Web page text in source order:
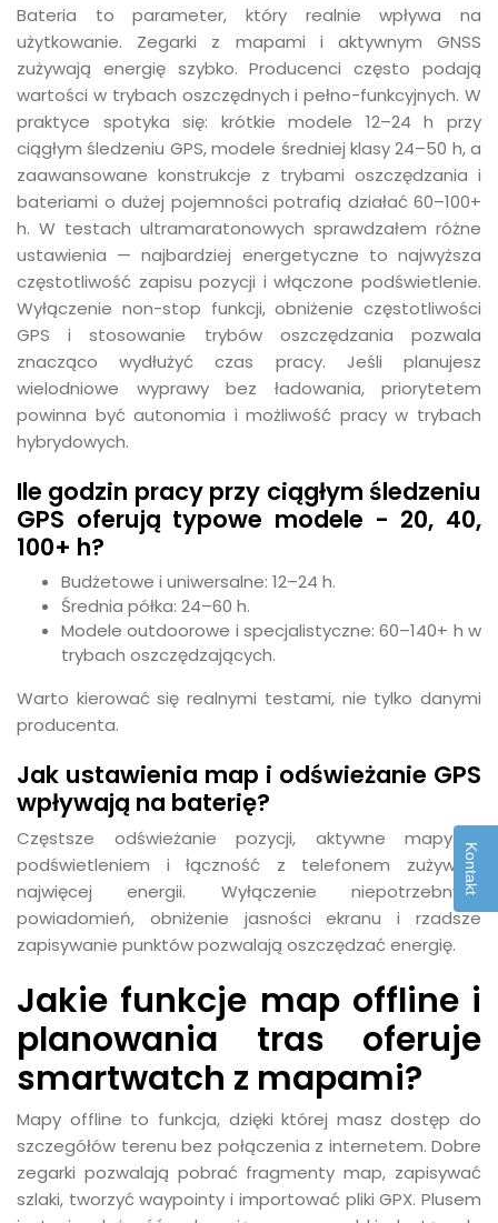
Bateria to parameter, który realnie wpływa na
użytkowanie. Zegarki z mapami i aktywnym GNSS
zużywają energię szybko. Producenci często podają
wartości w trybach oszczędnych i pełno-funkcyjnych. W
praktyce spotyka się: krótkie modele 12–24 h przy
ciągłym śledzeniu GPS, modele średniej klasy 24–50 h, a
zaawansowane konstrukcje z trybami oszczędzania i
bateriami o dużej pojemności potrafią działać 60–100+
h. W testach ultramaratonowych sprawdzałem różne
ustawienia — najbardziej energetyczne to najwyższa
częstotliwość zapisu pozycji i włączone podświetlenie.
Wyłączenie non-stop funkcji, obniżenie częstotliwości
GPS i stosowanie trybów oszczędzania pozwala
znacząco wydłużyć czas pracy. Jeśli planujesz
wielodniowe wyprawy bez ładowania, priorytetem
powinna być autonomia i możliwość pracy w trybach
hybrydowych.
Ile godzin pracy przy ciągłym śledzeniu
GPS oferują typowe modele - 20, 40,
100+ h?
Budżetowe i uniwersalne: 12–24 h.
Średnia półka: 24–60 h.
Modele outdoorowe i specjalistyczne: 60–140+ h w
trybach oszczędzających.
Warto kierować się realnymi testami, nie tylko danymi
producenta.
Jak ustawienia map i odświeżanie GPS
wpływają na baterię?
Częstsze odświeżanie pozycji, aktywne mapy z
podświetleniem i łączność z telefonem zużywają
najwięcej energii. Wyłączenie niepotrzebnych
powiadomień, obniżenie jasności ekranu i rzadsze
zapisywanie punktów pozwalają oszczędzać energię.
Jakie funkcje map offline i
planowania tras oferuje
smartwatch z mapami?
Mapy offline to funkcja, dzięki której masz dostęp do
szczegółów terenu bez połączenia z internetem. Dobre
zegarki pozwalają pobrać fragmenty map, zapisywać
szlaki, tworzyć waypointy i importować pliki GPX. Plusem
Kontakt